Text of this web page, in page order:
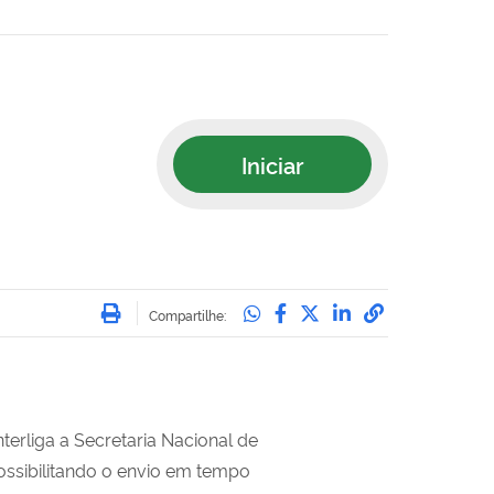
Iniciar
Imprimir
Compartilhe: Compartilhe no
Compartilhe no
Compartilhe no
Compartilhe
a Secretaria Nacional de
o envio em tempo